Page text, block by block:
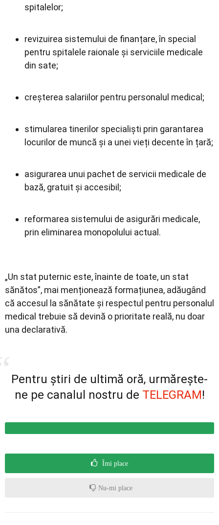
spitalelor;
revizuirea sistemului de finanțare, în special
pentru spitalele raionale și serviciile medicale
din sate;
creșterea salariilor pentru personalul medical;
stimularea tinerilor specialiști prin garantarea
locurilor de muncă și a unei vieți decente în țară;
asigurarea unui pachet de servicii medicale de
bază, gratuit și accesibil;
reformarea sistemului de asigurări medicale,
prin eliminarea monopolului actual.
„Un stat puternic este, înainte de toate, un stat
sănătos”, mai menționează formațiunea, adăugând
că accesul la sănătate și respectul pentru personalul
medical trebuie să devină o prioritate reală, nu doar
una declarativă.
Pentru știri de ultimă oră, urmărește-
ne pe canalul nostru de TELEGRAM!
Îmi place
Nu-mi place